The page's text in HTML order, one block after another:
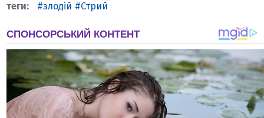
злодій Стрий